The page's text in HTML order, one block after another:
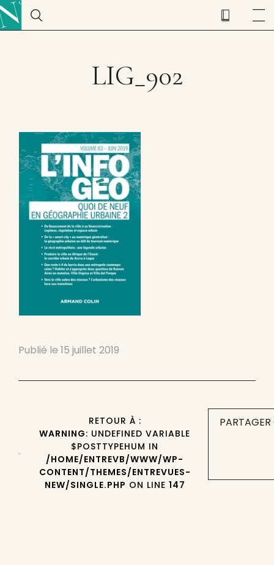
LIG_902
Publié le 15 juillet 2019
RETOUR À :
WARNING: UNDEFINED VARIABLE
$POSTTYPEHUM IN
/HOME/ENTREVB/WWW/WP-
CONTENT/THEMES/ENTREVUES-
NEW/SINGLE.PHP ON LINE 147